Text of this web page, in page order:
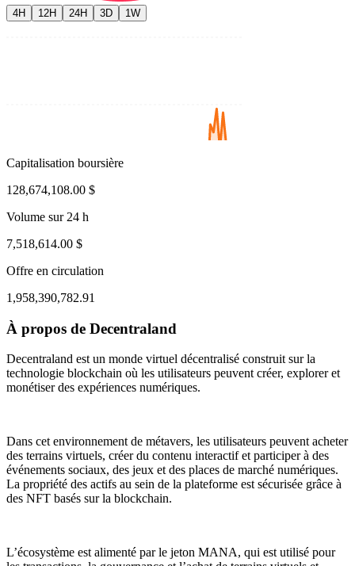
4H 12H 24H 3D 1W
31, 12:21 PM
Capitalisation boursière
128,674,108.00 $
Volume sur 24 h
7,518,614.00 $
Offre en circulation
1,958,390,782.91
À propos de Decentraland
Decentraland est un monde virtuel décentralisé construit sur la
technologie blockchain où les utilisateurs peuvent créer, explorer et
monétiser des expériences numériques.
Dans cet environnement de métavers, les utilisateurs peuvent acheter
des terrains virtuels, créer du contenu interactif et participer à des
événements sociaux, des jeux et des places de marché numériques.
La propriété des actifs au sein de la plateforme est sécurisée grâce à
des NFT basés sur la blockchain.
L’écosystème est alimenté par le jeton MANA, qui est utilisé pour